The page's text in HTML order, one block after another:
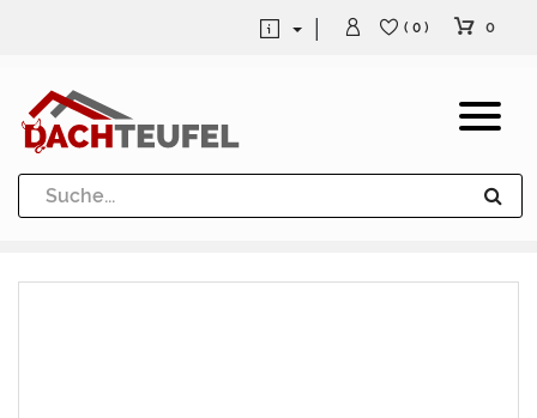
Dachrinne und Fallrohre
Werkzeuge und Löttechnik
( 0 ) 0